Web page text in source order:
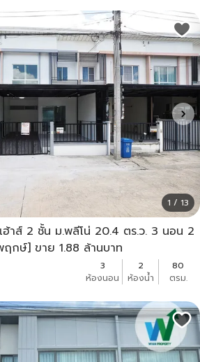
1 / 13
ฮ้าส์ 2 ชั้น ม.พลีโน่ 20.4 ตร.ว. 3 นอน 2
ฤกษ์] ขาย 1.88 ล้านบาท
3
ห้องนอน
2
ห้องน้ำ
80
ตรม.